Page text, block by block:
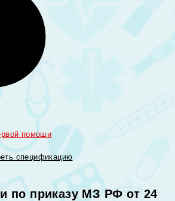
помощи
спецификацию
по приказу МЗ РФ от 24